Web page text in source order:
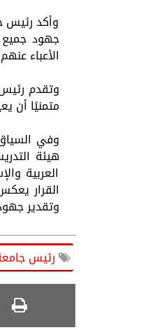
وأكد رئيس
جهود جميع
الأعباء
وتقدم
متمنيًا أن
وفي
هيئة
العربية
القرار
وتقدير
رئيس